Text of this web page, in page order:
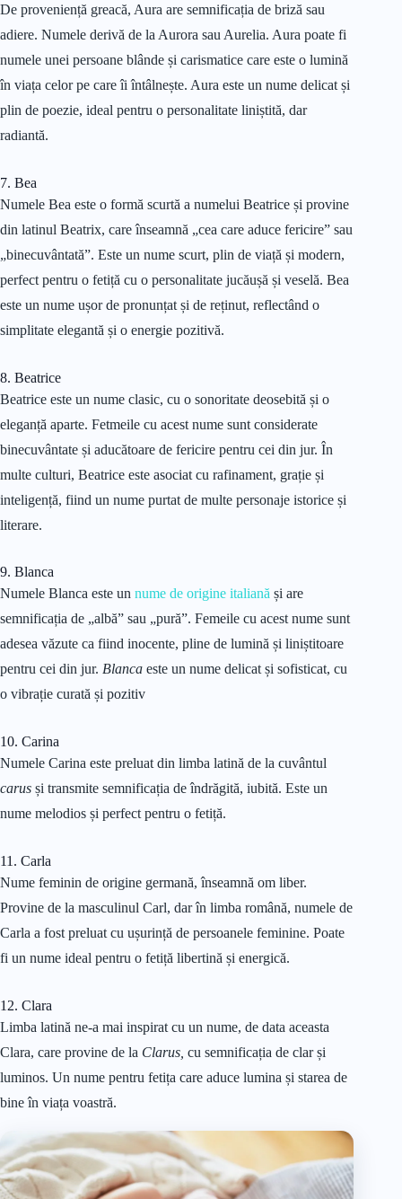
De proveniență greacă, Aura are semnificația de briză sau
adiere. Numele derivă de la Aurora sau Aurelia. Aura poate fi
numele unei persoane blânde și carismatice care este o lumină
în viața celor pe care îi întâlnește. Aura este un nume delicat și
plin de poezie, ideal pentru o personalitate liniștită, dar
radiantă.
7. Bea
Numele Bea este o formă scurtă a numelui Beatrice și provine
din latinul Beatrix, care înseamnă „cea care aduce fericire” sau
„binecuvântată”. Este un nume scurt, plin de viață și modern,
perfect pentru o fetiță cu o personalitate jucăușă și veselă. Bea
este un nume ușor de pronunțat și de reținut, reflectând o
simplitate elegantă și o energie pozitivă.
8. Beatrice
Beatrice este un nume clasic, cu o sonoritate deosebită și o
eleganță aparte. Fetmeile cu acest nume sunt considerate
binecuvântate și aducătoare de fericire pentru cei din jur. În
multe culturi, Beatrice este asociat cu rafinament, grație și
inteligență, fiind un nume purtat de multe personaje istorice și
literare.
9. Blanca
Numele Blanca este un nume de origine italiană și are
semnificația de „albă” sau „pură”. Femeile cu acest nume sunt
adesea văzute ca fiind inocente, pline de lumină și liniștitoare
pentru cei din jur. Blanca este un nume delicat și sofisticat, cu
o vibrație curată și pozitiv
10. Carina
Numele Carina este preluat din limba latină de la cuvântul
carus și transmite semnificația de îndrăgită, iubită. Este un
nume melodios și perfect pentru o fetiță.
11. Carla
Nume feminin de origine germană, înseamnă om liber.
Provine de la masculinul Carl, dar în limba română, numele de
Carla a fost preluat cu ușurință de persoanele feminine. Poate
fi un nume ideal pentru o fetiță libertină și energică.
12. Clara
Limba latină ne-a mai inspirat cu un nume, de data aceasta
Clara, care provine de la Clarus, cu semnificația de clar și
luminos. Un nume pentru fetița care aduce lumina și starea de
bine în viața voastră.